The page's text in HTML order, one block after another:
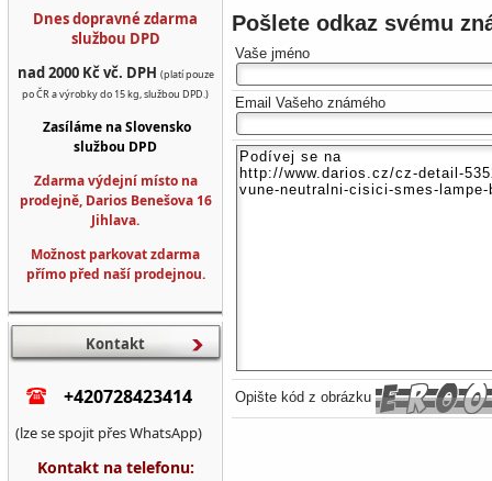
Pošlete odkaz svému
Vaše jméno
Email Vašeho známého
Opište kód z obrázku
Dnes dopravné zdarma
službou DPD
nad 2000 Kč vč. DPH (platí pouze
po ČR a výrobky do 15 kg, službou DPD.)
Zasíláme na Slovensko
službou DPD
Zdarma výdejní místo na
prodejně, Darios Benešova 16
Jihlava.
Možnost parkovat zdarma
přímo před naší prodejnou.
Kontakt
+420728423414
(lze se spojit přes WhatsApp)
Kontakt na telefonu: